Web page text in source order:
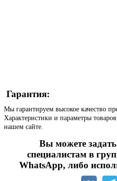
Гарантия:
Мы гарантируем высокое качество
Характеристики и параметры
нашем сайте.
Вы можете
специалистам в
WhatsApp, либо